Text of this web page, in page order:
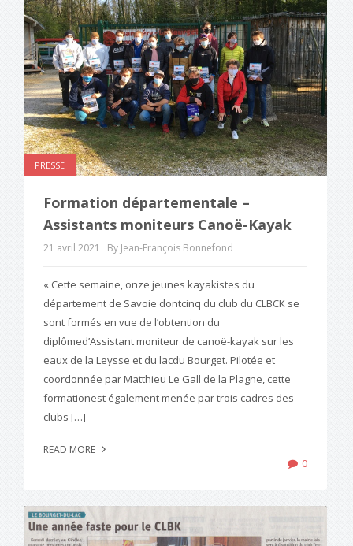
PRESSE
Formation départementale –
Assistants moniteurs Canoë-Kayak
21 avril 2021 By Jean-François Bonnefond
« Cette semaine, onze jeunes kayakistes du
département de Savoie dontcinq du club du CLBCK se
sont formés en vue de l’obtention du
diplômed’Assistant moniteur de canoë-kayak sur les
eaux de la Leysse et du lacdu Bourget. Pilotée et
coordonnée par Matthieu Le Gall de la Plagne, cette
formationest également menée par trois cadres des
clubs […]
READ MORE
0